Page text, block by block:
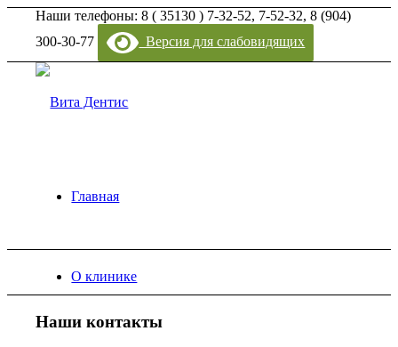
Наши телефоны: 8 ( 35130 ) 7-32-52, 7-52-32, 8 (904)
300-30-77
Версия для слабовидящих
Главная
О клинике
Наши контакты